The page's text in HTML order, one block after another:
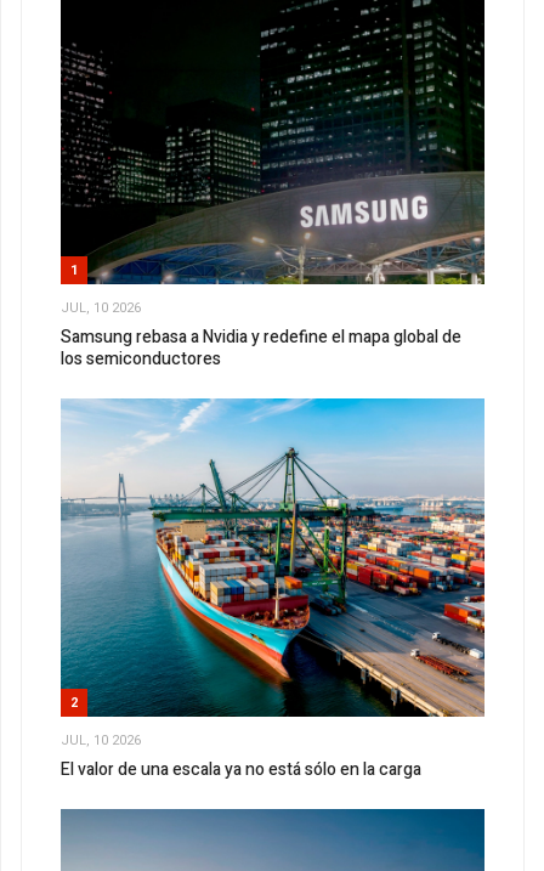
1
JUL, 10 2026
Samsung rebasa a Nvidia y redefine el mapa global de
los semiconductores
2
JUL, 10 2026
El valor de una escala ya no está sólo en la carga